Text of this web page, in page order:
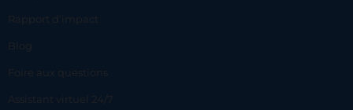
Rapport d’impact
Blog
Foire aux questions
Assistant virtuel 24/7